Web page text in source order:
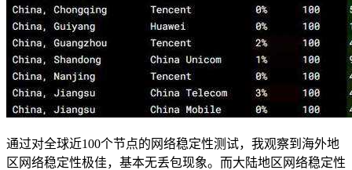
通过对全球近100个节点的网络稳定性测试，我观察到海外地
区网络稳定性极佳，基本无丢包现象。而大陆地区网络稳定性